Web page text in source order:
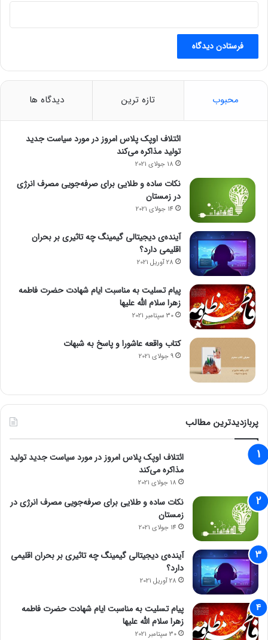
محبوب تازه ترین دیدگاه ها
ائتلاف اوپک پلاس امروز در مورد سیاست جدید
تولید مذاکره می‌کند
18 جولای 2021
نکات ساده و طلایی برای صرفه‌جویی مصرف انرژی
در زمستان
14 جولای 2021
آینده‌ی دیجیتالی گیمینگ چه تاثیری بر بحران
اقلیمی دارد؟
28 آوریل 2021
پیام تسلیت به مناسبت ایام شهادت حضرت فاطمه
زهرا سلام الله علیها
30 سپتامبر 2021
کتاب واقعه عاشورا و پاسخ به شبهات
9 جولای 2021
پربازدیدترین مطالب
ائتلاف اوپک پلاس امروز در مورد سیاست جدید تولید
مذاکره می‌کند
18 جولای 2021
نکات ساده و طلایی برای صرفه‌جویی مصرف انرژی در
زمستان
14 جولای 2021
آینده‌ی دیجیتالی گیمینگ چه تاثیری بر بحران اقلیمی
دارد؟
28 آوریل 2021
پیام تسلیت به مناسبت ایام شهادت حضرت فاطمه
زهرا سلام الله علیها
30 سپتامبر 2021